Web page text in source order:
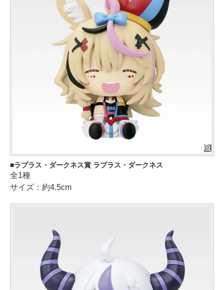
ラプラス・ダークネス賞 ラプラス・ダークネス
全1種
サイズ：約4.5cm